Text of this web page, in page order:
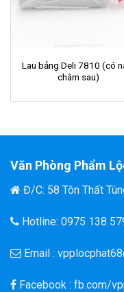
Lau bảng Deli 7810 (có
châm sau)
Văn Phòng Phẩm
Đ/C: 58 Tôn Thất
Hotline: 0975 138
Email :
Facebook : fb.com/